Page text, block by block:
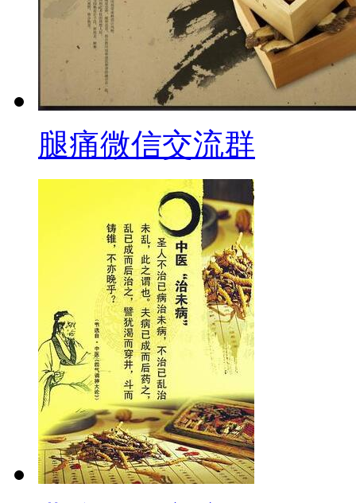
腿痛微信交流群